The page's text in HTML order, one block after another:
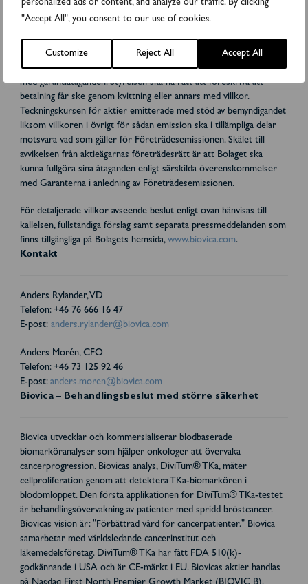
personalized ads or content, and analyze our traffic. By clicking
"Accept All", you consent to our use of cookies.
Customize Reject All Accept All
nästa årsstämma, vid ett eller flera tillfällen, besluta om emission av
högst 83 291 780 B-aktier med avvikelse från aktieägares
företrädesrätt, under förutsättning att Garanterna inte erhållit full
tilldelning i Företrädesemissionen, vilka då ska äga rätt och
skyldighet att teckna aktier med stöd av bemyndigandet i enlighet
med garantiåtaganden. Styrelsen ska ha rätt att föreskriva att
betalning får ske genom kvittning eller annars med villkor.
Teckningskursen för aktier emitterade med stöd av bemyndigandet
liksom villkoren i övrigt för sådan emission ska i tillämpliga delar
motsvara vad som gäller för Företrädesemissionen. Skälet till
avvikelsen från aktieägarnas företrädesrätt är att Bolaget ska
kunna fullgöra sina åtaganden enligt särskilda överenskommelser
med Garanterna i anledning av Företrädesemissionen.
För detaljerade villkor avseende beslut enligt ovan hänvisas till
kallelsen, fullständiga förslag samt separata pressmeddelanden som
finns tillgängliga på Bolagets hemsida, www.biovica.com.
Kontakt
Anders Rylander, VD
Telefon: +46 76 666 16 47
E-post: anders.rylander@biovica.com
Anders Morén, CFO
Telefon: +46 73 125 92 46
E-post: anders.moren@biovica.com
Biovica – Behandlingsbeslut med större säkerhet
Biovica utvecklar och kommersialiserar blodbaserade
biomarköranalyser som hjälper onkologer att övervaka
cancerprogression. Biovicas analys, DiviTum® TKa, mäter
cellproliferation genom att detektera TKa-biomarkören i
blodomloppet. Den första applikationen för DiviTum® TKa-testet
är behandlingsövervakning av patienter med spridd bröstcancer.
Biovicas vision är: "Förbättrad vård för cancerpatienter." Biovica
samarbetar med världsledande cancerinstitut och
läkemedelsföretag. DiviTum® TKa har fått FDA 510(k)-
godkännande i USA och är CE-märkt i EU. Biovicas aktier handlas